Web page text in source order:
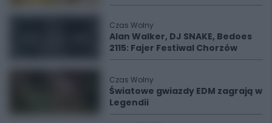
Czas Wolny
Alan Walker, DJ SNAKE, Bedoes
2115: Fajer Festiwal Chorzów
Czas Wolny
Światowe gwiazdy EDM zagrają w
Legendii